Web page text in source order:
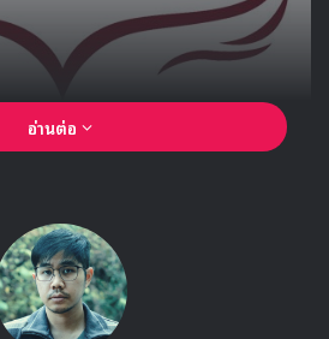
Taeyeon